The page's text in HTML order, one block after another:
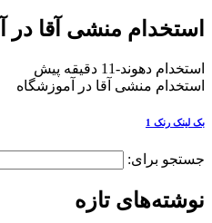
استخدام منشی آقا در
استخدام دهوند-11 دقیقه پیش
استخدام منشی آقا در آموزشگاه
بک لینک رنک 1
جستجو برای:
نوشته‌های تازه